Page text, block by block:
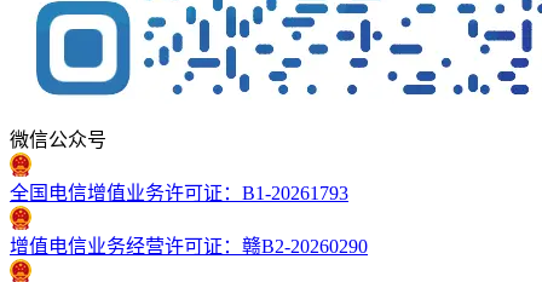
微信公众号
全国电信增值业务许可证：B1-20261793
增值电信业务经营许可证：赣B2-20260290